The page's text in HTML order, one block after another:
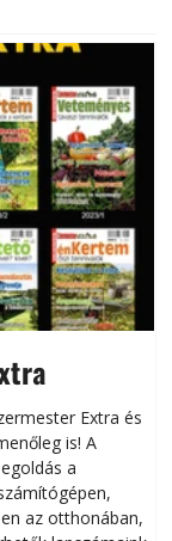
Extra és
is! A
a
az otthonában,